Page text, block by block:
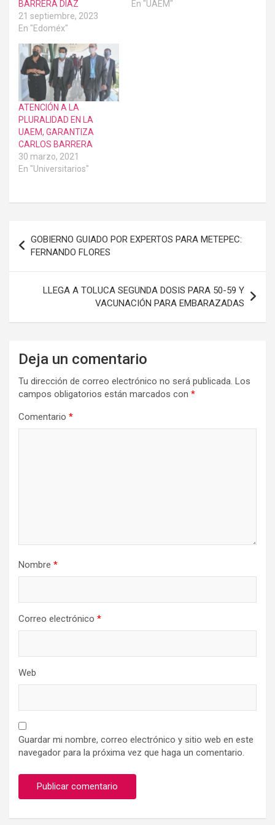
BARRERA DÍAZ
21 septiembre, 2023
En "Edoméx"
En "UAEM"
ATENCIÓN A LA
PLURALIDAD EN LA
UAEM, GARANTIZA
CARLOS BARRERA
30 marzo, 2021
En "Universitarios"
de
entradas
GOBIERNO GUIADO POR EXPERTOS PARA METEPEC:
FERNANDO FLORES
LLEGA A TOLUCA SEGUNDA DOSIS PARA 50-59 Y
VACUNACIÓN PARA EMBARAZADAS
Deja un comentario
Tu dirección de correo electrónico no será publicada. Los
campos obligatorios están marcados con *
Comentario *
Nombre *
Correo electrónico *
Web
Guardar mi nombre, correo electrónico y sitio web en este
navegador para la próxima vez que haga un comentario.